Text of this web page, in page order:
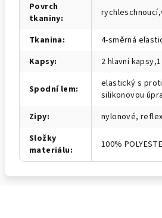
Povrch
tkaniny:
Tkanina:
4-směrná
Kapsy: 2 hlavní
Spodní lem:
elastický s
silikonovou
Zipy:
nylonové,
Složky
materiálu: 100%